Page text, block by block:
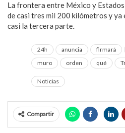
La frontera entre México y
de casi tres mil 200 kilómetros y ya
casi la tercera parte.
24h anuncia firmará
muro
orden qué
Noticias
Compartir